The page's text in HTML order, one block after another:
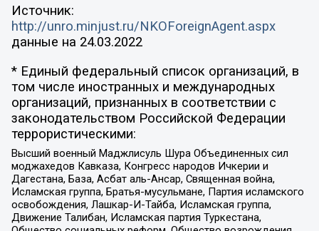
Источник:
http://unro.minjust.ru/NKOForeignAgent.aspx
данные на 24.03.2022
* Единый федеральный список организаций, в
том числе иностранных и международных
организаций, признанных в соответствии с
законодательством Российской Федерации
террористическими:
Высший военный Маджлисуль Шура Объединенных сил
моджахедов Кавказа, Конгресс народов Ичкерии и
Дагестана, База, Асбат аль-Ансар, Священная война,
Исламская группа, Братья-мусульмане, Партия исламского
освобождения, Лашкар-И-Тайба, Исламская группа,
Движение Талибан, Исламская партия Туркестана,